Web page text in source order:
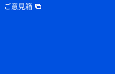
ご意見箱